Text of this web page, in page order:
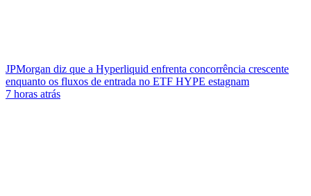
JPMorgan diz que a Hyperliquid enfrenta concorrência crescente
enquanto os fluxos de entrada no ETF HYPE estagnam
7 horas atrás